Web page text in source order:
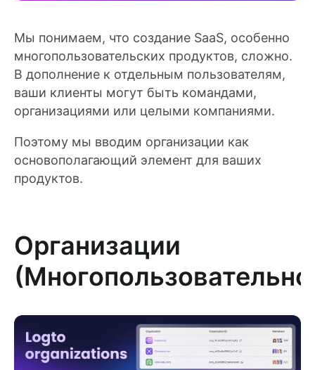
Мы понимаем, что создание SaaS, особенно
многопользовательских продуктов, сложно.
В дополнение к отдельным пользователям,
ваши клиенты могут быть командами,
организациями или целыми компаниями.
Поэтому мы вводим организации как
основополагающий элемент для ваших
продуктов.
Организации